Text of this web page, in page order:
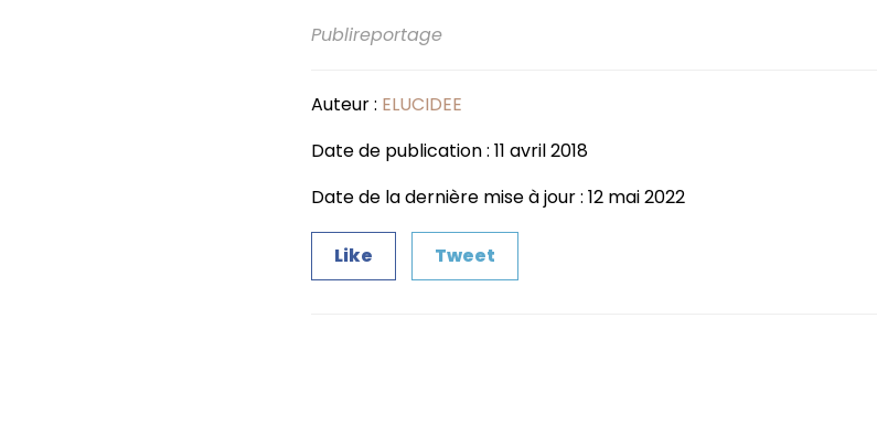
Publireportage
Auteur : ELUCIDEE
Date de publication : 11 avril 2018
Date de la dernière mise à jour : 12 mai 2022
Like Tweet